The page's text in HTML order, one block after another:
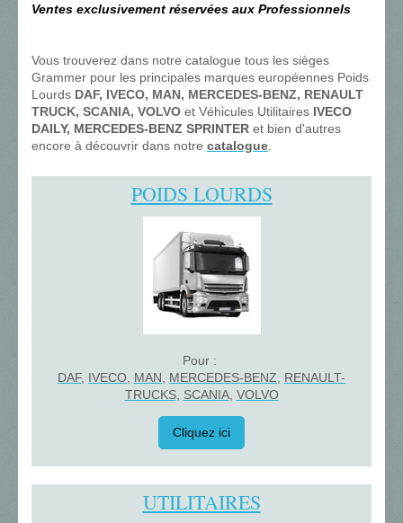
Ventes exclusivement réservées aux Professionnels
Vous trouverez dans notre catalogue tous les sièges
Grammer pour les principales marques européennes Poids
Lourds DAF, IVECO, MAN, MERCEDES-BENZ, RENAULT
TRUCK, SCANIA, VOLVO et Véhicules Utilitaires IVECO
DAILY, MERCEDES-BENZ SPRINTER et bien d'autres
encore à découvrir dans notre catalogue
POIDS LOURDS
Pour :
DAF, IVECO MAN MERCEDES-BENZ
RENAULT-
TRUCKS, SCANIA, VOLVO
Cliquez ici
UTILITAIRES